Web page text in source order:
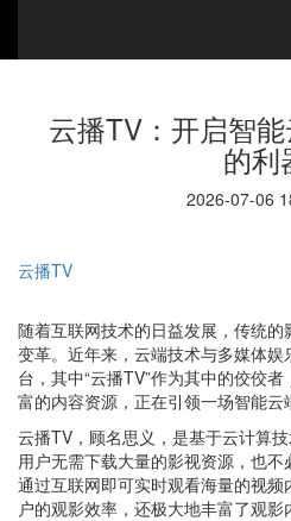
云播TV：开启智
的利
2026-07-06
云播TV
随着互联网技术的日益发展，传统
变革。近年来，云端技术与多媒体
台，其中“云播TV”作为其中的佼佼
富的内容资源，正在引领一场智能云
云播TV，顾名思义，是基于云计算
用户无需下载大量的影视资源，也
通过互联网即可实时观看海量的视
户的观影效率，还极大地丰富了观影